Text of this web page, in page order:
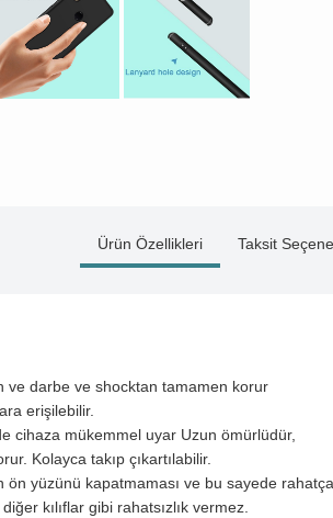
Ürün Özellikleri Taksit
ve darbe ve shocktan tamamen korur
erişilebilir.
cihaza mükemmel uyar Uzun ömürlüdür,
Kolayca takıp çıkartılabilir.
ön yüzünü kapatmaması ve bu sayede
kılıflar gibi rahatsızlık vermez.